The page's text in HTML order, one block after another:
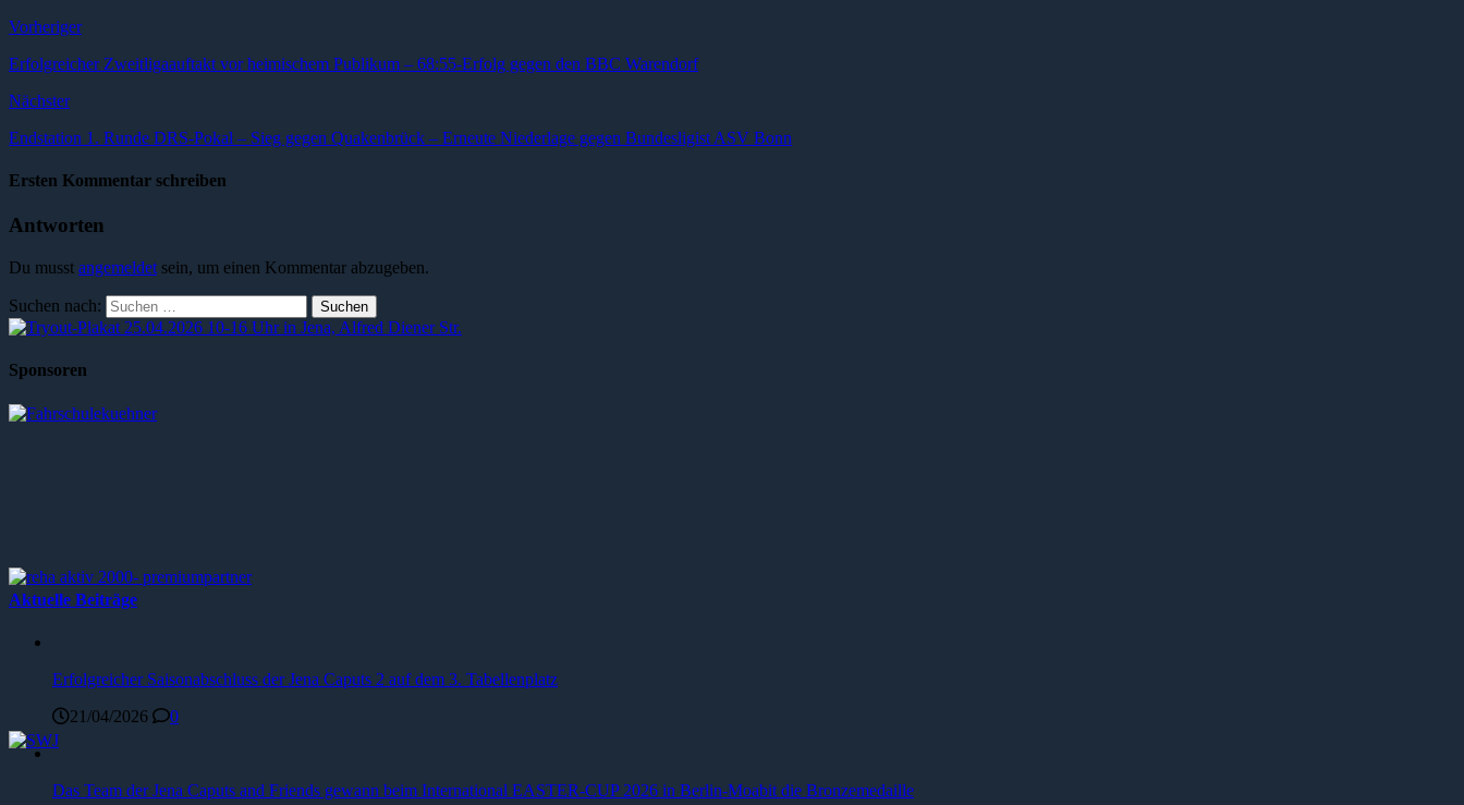
Vorheriger
Erfolgreicher Zweitligaauftakt vor heimischem Publikum – 68:55-Erfolg gegen den BBC Warendorf
Nächster
Endstation 1. Runde DRS-Pokal – Sieg gegen Quakenbrück – Erneute Niederlage gegen Bundesligist ASV Bonn
Ersten Kommentar schreiben
Antworten
Du musst angemeldet sein, um einen Kommentar abzugeben.
Suchen nach:
Sponsoren
Aktuelle Beiträge
Erfolgreicher Saisonabschluss der Jena Caputs 2 auf dem 3. Tabellenplatz
21/04/2026
0
Das Team der Jena Caputs and Friends gewann beim International EASTER-CUP 2026 in Berlin-Moabit die Bronzemedaille